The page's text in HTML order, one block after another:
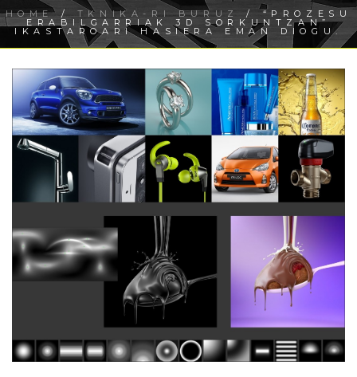
HOME/ TKNIKA-RI BURUZ / “PROZESU
ERABILGARRIAK 3D SORKUNTZAN”
IKASTAROARI HASIERA EMAN DIOGU.